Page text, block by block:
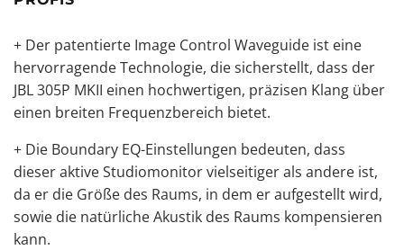
+ Der patentierte Image Control Waveguide ist eine
hervorragende Technologie, die sicherstellt, dass der
JBL 305P MKII einen hochwertigen, präzisen Klang über
einen breiten Frequenzbereich bietet.
+ Die Boundary EQ-Einstellungen bedeuten, dass
dieser aktive Studiomonitor vielseitiger als andere ist,
da er die Größe des Raums, in dem er aufgestellt wird,
sowie die natürliche Akustik des Raums kompensieren
kann.